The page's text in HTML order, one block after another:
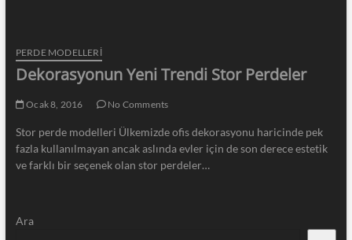
PERDE MODELLERI
Dekorasyonun Yeni Trendi Stor Perdeler
Ocak 8, 2016 No Comments
Stor perde modelleri Ülkemizde ofis dekorasyonu haricinde pek
fazla kullanılmayan ancak aslında evler için de son derece estetik
ve farklı bir seçenek olan stor perdeler…
Ara